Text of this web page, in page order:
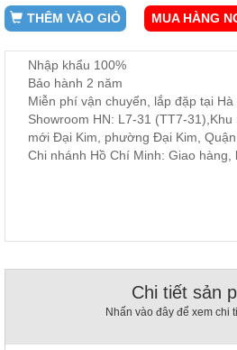
Bàn
ghế
Phụ
Kiện
THÊM VÀO GIỎ MUA HÀNG
Nhập khẩu 100%
Bảo hành 2 năm
Miễn phí vận chuyển, lắp đặp tại Hà
Showroom HN: L7-31 (TT7-
mới Đại Kim, phường Đại Kim,
Chi nhánh Hồ Chí Minh: Giao hàng,
Chi tiết sản
Nhấn vào đây để xem chi